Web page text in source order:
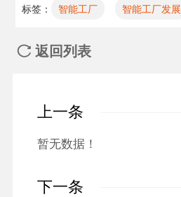
标签： 智能工厂 智能工厂发展
 返回列表
上一条
暂无数据！
下一条